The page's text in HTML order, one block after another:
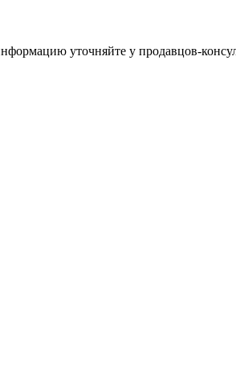
уточняйте у продавцов-